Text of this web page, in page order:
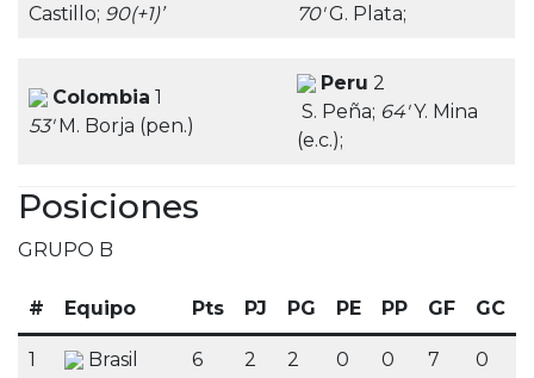
Castillo; 90(+1)’
70′G. Plata;
Colombia 1
53′M. Borja (pen.)
Peru 2
S. Peña; 64′Y. Mina
(e.c.);
Posiciones
GRUPO B
# Equipo Pts PJ PG PE PP GF GC
1 Brasil 6 2 2 0 0 7 0